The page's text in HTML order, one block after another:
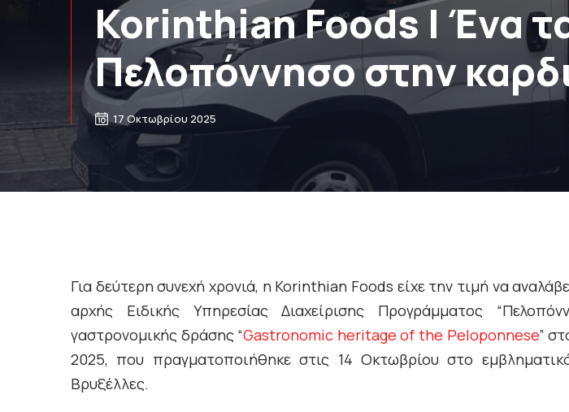
Korinthian Foods | Ένα
Πελοπόννησο στην
17 Οκτωβρίου 2025
Για δεύτερη συνεχή χρονιά, η Korinthian Foods είχε την τιμή να
αρχής Ειδικής Υπηρεσίας Διαχείρισης Προγράμματος
γαστρονομικής δράσης “Gastronomic heritage of the Peloponnese”
2025, που πραγματοποιήθηκε στις 14 Οκτωβρίου στο
Βρυξέλλες.